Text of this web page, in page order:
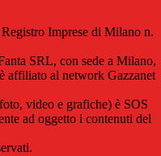
Imprese di Milano n.
SRL, con sede a Milano,
affiliato al network Gazzanet
video e grafiche) è SOS
ad oggetto i contenuti del